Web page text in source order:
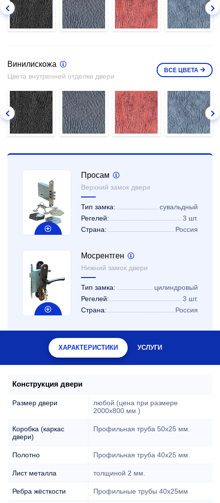
Винилискожа
Цвета внутренней отделки двери
ВСЕ ЦВЕТА
Просам
Верхний замок двери
Тип замка:
сувальдный
Регелей:
3 шт.
Страна:
Россия
Мосрентген
Нижний замок двери
Тип замка:
цилиндровый
Регелей:
3 шт.
Страна:
Россия
ХАРАКТЕРИСТИКИ УСЛУГИ
Конструкция двери
Размер двери
любой (цена при размере
2000x800 мм.)
Коробка (каркас
двери)
Профильная труба 50х25 мм.
Полотно Профильная труба 40х25 мм.
Лист металла толщиной 2 мм.
Ребра жёсткости Профильные трубы 40х25мм